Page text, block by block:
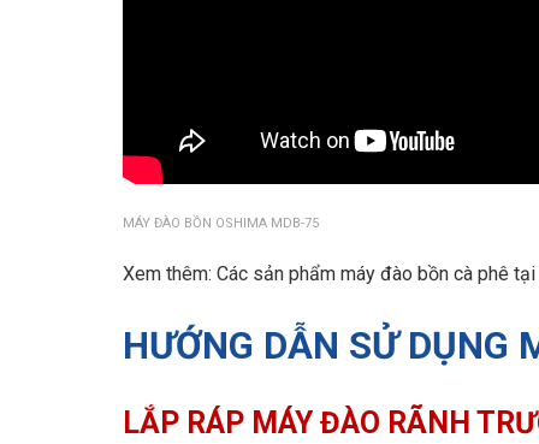
MÁY ĐÀO BỒN OSHIMA MDB-75
Xem thêm: Các sản phẩm máy đào bồn cà phê tại
HƯỚNG DẪN SỬ DỤNG
LẮP RÁP MÁY ĐÀO RÃNH